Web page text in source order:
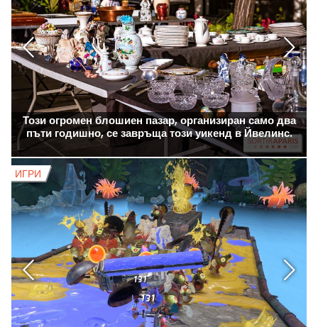
Този огромен блошиен пазар, организиран само два
пъти годишно, се завръща този уикенд в Йвелинс.
ИГРИ